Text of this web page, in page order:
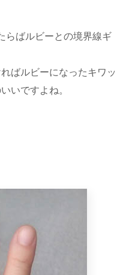
らばルビーとの境界線ギ
ばルビーになったキワッ
いですよね。